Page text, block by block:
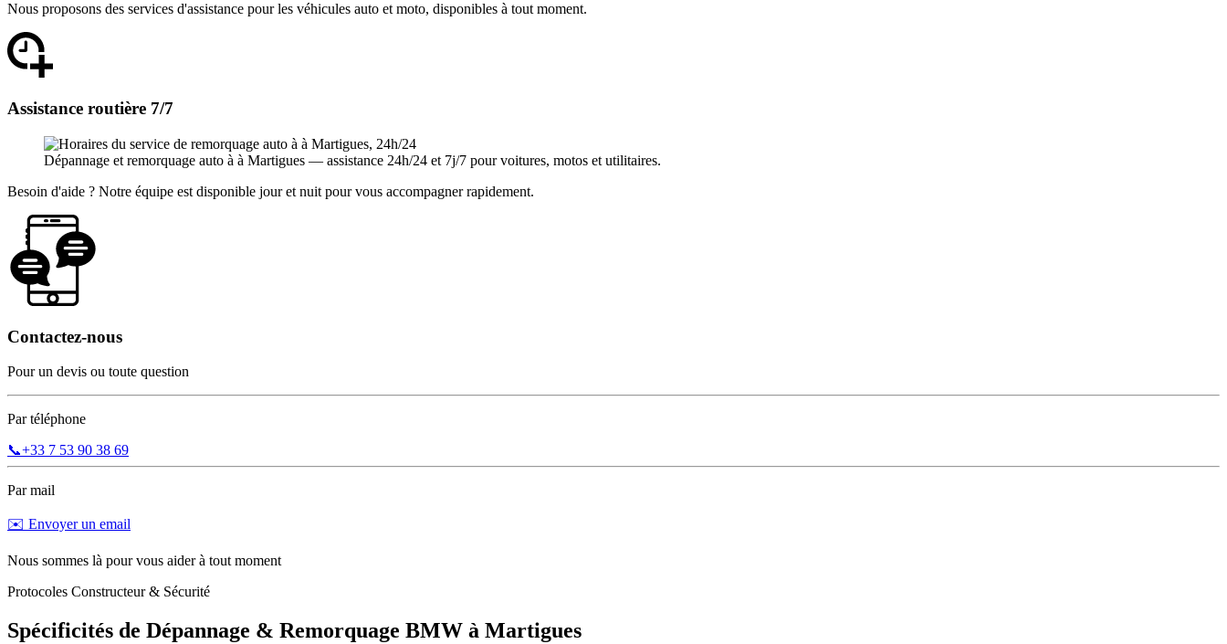
Nous proposons des services d'assistance pour les véhicules auto et moto, disponibles à tout moment.
Assistance routière 7/7
Dépannage et remorquage auto à à Martigues — assistance 24h/24 et 7j/7 pour voitures, motos et utilitaires.
Besoin d'aide ? Notre équipe est disponible jour et nuit pour vous accompagner rapidement.
Contactez-nous
Pour un devis ou toute question
Par téléphone
📞+33 7 53 90 38 69
Par mail
✉️ Envoyer un email
Nous sommes là pour vous aider à tout moment
Protocoles Constructeur & Sécurité
Spécificités de Dépannage & Remorquage BMW à Martigues